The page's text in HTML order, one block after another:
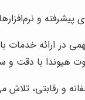
پیشرفته و
در ارائه خدمات
هیوندا با دقت و
و رقابتی،